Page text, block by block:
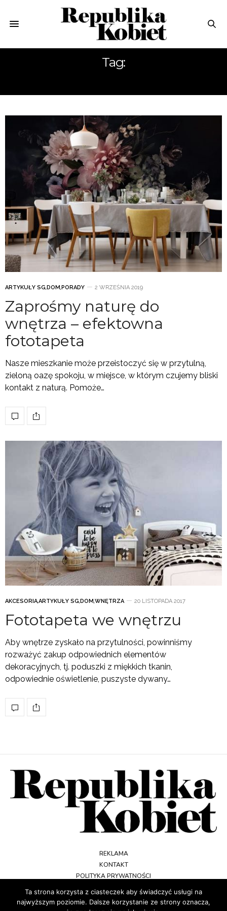
Tag:
ARTYKUŁY SG,DOM,PORADY 2 WRZEŚNIA 2019
Zaprośmy naturę do
wnętrza – efektowna
fototapeta
Nasze mieszkanie może przeistoczyć się w przytulną,
zieloną oazę spokoju, w miejsce, w którym czujemy bliski
kontakt z naturą. Pomoże…
AKCESORIA,ARTYKUŁY SG,DOM,WNĘTRZA 20 LISTOPADA 2017
Fototapeta we wnętrzu
Aby wnętrze zyskało na przytulności, powinniśmy
rozważyć zakup odpowiednich elementów
dekoracyjnych, tj. poduszki z miękkich tkanin,
odpowiednie oświetlenie, puszyste dywany…
REKLAMA
KONTAKT
POLITYKA PRYWATNOŚCI
REGULAMIN
Ta strona korzysta z ciasteczek aby świadczyć usługi na
najwyższym poziomie. Dalsze korzystanie ze strony oznacza,